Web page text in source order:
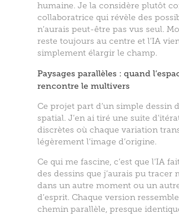
humaine. Je la considère plutôt
collaboratrice qui révèle des
n’aurais peut-être pas vus seul.
reste toujours au centre et l’IA
simplement élargir le champ.
Paysages parallèles : quand
rencontre le multivers
Ce projet part d’un simple dessin
spatial. J’en ai tiré une suite
discrètes où chaque variation
légèrement l’image d’origine.
Ce qui me fascine, c’est que l’IA
des dessins que j’aurais pu tracer
dans un autre moment ou un
d’esprit. Chaque version
chemin parallèle, presque